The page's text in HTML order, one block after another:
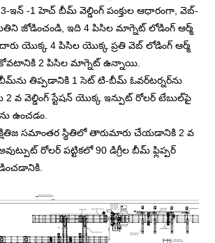
ఇన్ -1 హెచ్ బీమ్ వెల్డింగ్ పంక్తుల ఆధారంగా, వెబ్-
జోడించండి, ఇది 4 పిసిల మాగ్నెట్ లోడింగ్ ఆర్మ్
యొక్క 4 పిసిల యొక్క ప్రతి వెబ్ లోడింగ్ ఆర్మ్
2 పిసిల మాగ్నెట్ ఉన్నాయి.
బీమ్‌ను తిప్పడానికి 1 సెట్ టి-బీమ్ ఓవర్‌టర్నర్‌ను
వ వెల్డింగ్ స్టేషన్ యొక్క ఇన్పుట్ రోలర్ టేబుల్‌పై
ఉంచడం.
క్షితిజ సమాంతర స్థితిలో తారుమారు చేయడానికి 2 వ
రోలర్ పట్టికలో 90 డిగ్రీల బీమ్ ఫ్లిప్పర్